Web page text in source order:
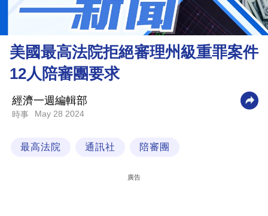
市
財
商
業
科
美國最高法院拒絕審理州級重罪案件
12人陪審團要求
經濟一週編輯部
時事 May 28 2024
最高法院 通訊社 陪審團
廣告